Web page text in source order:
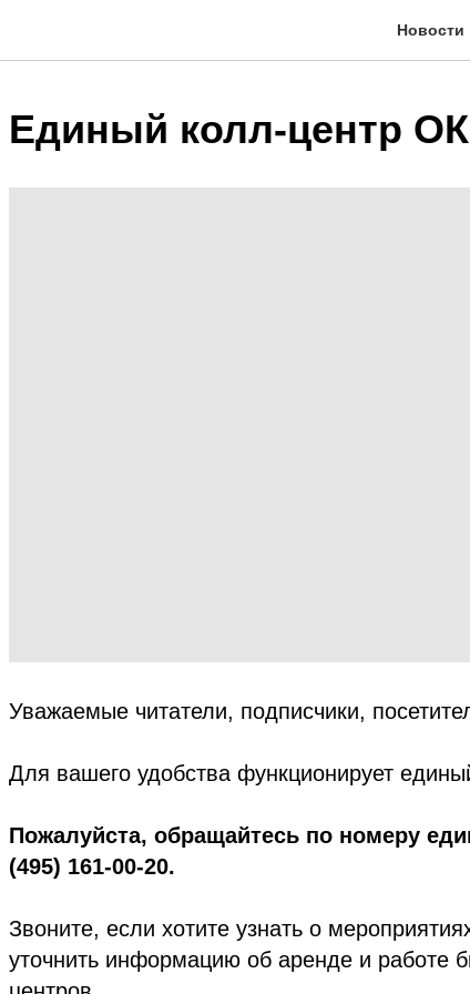
Новости
Единый колл-центр
Уважаемые читатели, подписчики,
Для вашего удобства функционирует
Пожалуйста, обращайтесь по номеру
(495) 161-00-20.
Звоните, если хотите узнать о
уточнить информацию об аренде и работе